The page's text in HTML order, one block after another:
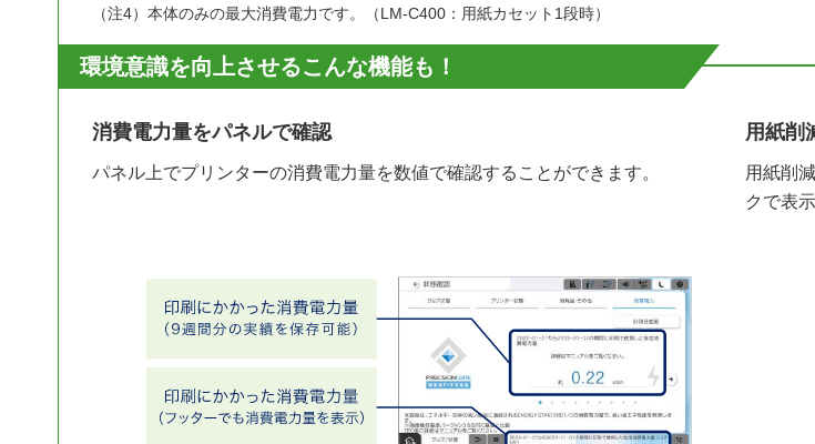
（注4） 本体のみの最大消費電力です。（LM-C400：用紙カセット1段時）
環境意識を向上させるこんな機能も！
消費電力量をパネルで確認
パネル上でプリンターの消費電力量を数値で確認することができます。
用紙削
用紙削
クで表